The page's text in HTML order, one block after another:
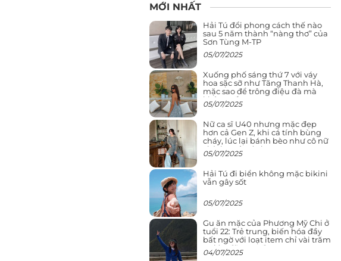
MỚI NHẤT
Hải Tú đổi phong cách thế nào
sau 5 năm thành “nàng thơ” của
Sơn Tùng M-TP
05/07/2025
Xuống phố sáng thứ 7 với váy
hoa sặc sỡ như Tăng Thanh Hà,
mặc sao để trông điệu đà mà
không sến
05/07/2025
Nữ ca sĩ U40 nhưng mặc đẹp
hơn cả Gen Z, khi cá tính bùng
cháy, lúc lại bánh bèo như cô nữ
chính ngôn tình
05/07/2025
Hải Tú đi biển không mặc bikini
vẫn gây sốt
05/07/2025
Gu ăn mặc của Phương Mỹ Chi ở
tuổi 22: Trẻ trung, biến hóa đầy
bất ngờ với loạt item chỉ vài trăm
nghìn đã mua được
04/07/2025